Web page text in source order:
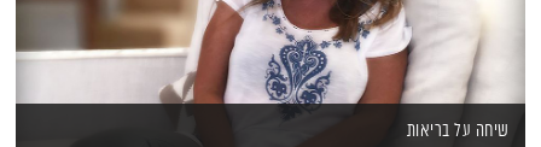
שיחה על בריאות